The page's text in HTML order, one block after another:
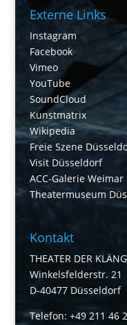
Externe Links
Instagram
Facebook
Vimeo
YouTube
SoundCloud
Kunstmatrix
Wikipedia
Freie Szene
Visit Düsseldorf
ACC-Galerie Weimar
Theatermuseum
Kontakt
THEATER DER
Winkelsfelderstr. 21
D-40477 Düsseldorf
Telefon: +49 211 46